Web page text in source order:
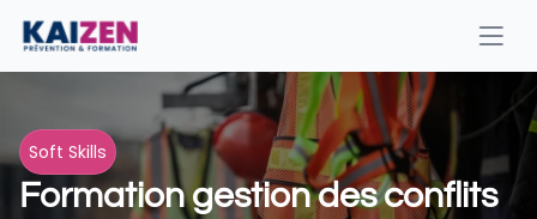
Soft Skills
Formation gestion des conflits